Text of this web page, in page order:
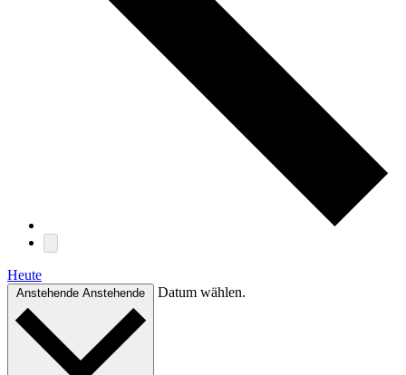
Heute
Anstehende Anstehende Datum wählen.